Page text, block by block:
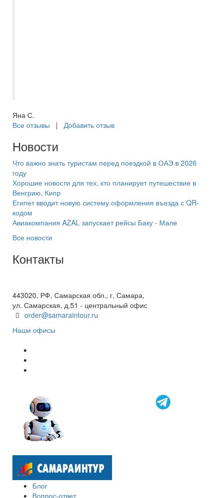
Яна С.
Все отзывы | Добавить отзыв
Новости
Что важно знать туристам перед поездкой в ОАЭ в 2026
году
Хорошие новости для тех, кто планирует путешествие в
Венгрию, Кипр
Египет вводит новую систему оформления въезда с QR-
кодом
Авиакомпания AZAL запускает рейсы Баку - Мале
Все новости
Контакты
443020, РФ, Самарская обл., г. Самара,
ул. Самарская, д.51 - центральный офис
order@samaraintour.ru
Наши офисы
Блог
Вопрос-ответ